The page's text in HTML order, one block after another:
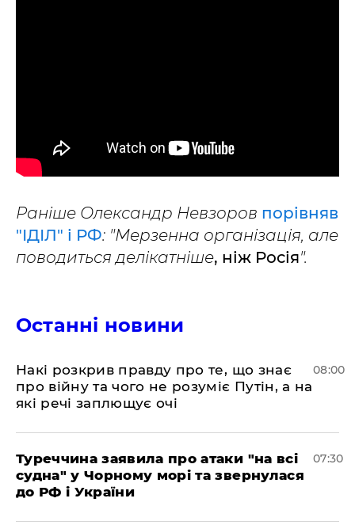
Раніше Олександр Невзоров порівняв
"ІДІЛ" і РФ: "Мерзенна організація, але
поводиться делікатніше, ніж Росія".
Останні новини
Накі розкрив правду про те, що знає
про війну та чого не розуміє Путін, а на
які речі заплющує очі
08:00
Туреччина заявила про атаки "на всі
судна" у Чорному морі та звернулася
до РФ і України
07:30